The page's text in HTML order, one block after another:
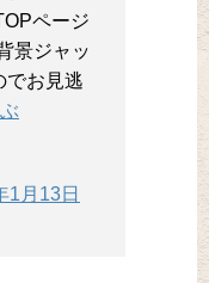
ページ
景ジャッ
でお見逃
1月13日